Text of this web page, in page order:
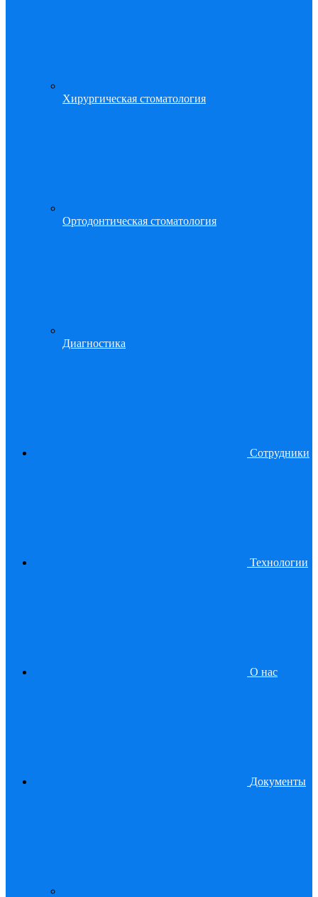
Хирургическая стоматология
Ортодонтическая стоматология
Диагностика
Сотрудники
Технологии
О нас
Документы